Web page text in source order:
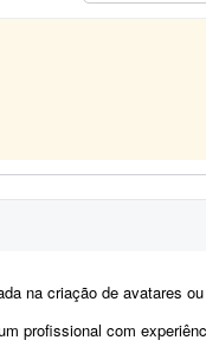
realistas utilizando inteligência artificial. O
comprovada em Google Veo 3 para